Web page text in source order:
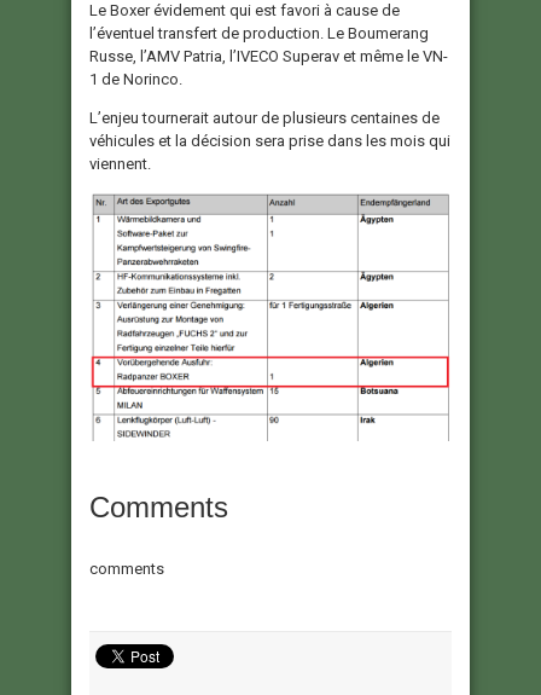
Le Boxer évidement qui est favori à cause de
l’éventuel transfert de production. Le Boumerang
Russe, l’AMV Patria, l’IVECO Superav et même le VN-
1 de Norinco.
L’enjeu tournerait autour de plusieurs centaines de
véhicules et la décision sera prise dans les mois qui
viennent.
Comments
comments